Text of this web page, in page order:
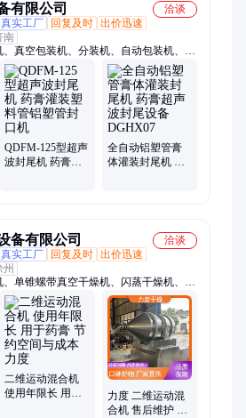
有限公司
洽谈
真实工厂 回复及时 出价迅速
南
真空包装机、分装机、自动包装机、收
、捆扎机、喷码机、快递打包机、封箱
波封尾机、面粉袋封口机、颗粒包装机、
机
QDFM-125型超声
波封尾机 药膏灌
全自动铝塑管膏
体灌装封尾机 药
备有限公司
洽谈
真实工厂 回复及时 出价迅速
单锥螺带真空干燥机、闪蒸干燥机、喷
干燥机、流化床制粒包衣机、脉冲真空干
、双锥回转真空干燥机、制粒包衣干燥
旋锥形混合机、二维运动混合机、方型混
式螺带混合机、高速离心喷雾干燥机、冷
流喷雾干燥机、压力式喷雾干燥机、中药
干燥机、旋转闪蒸干燥机、双轴圆盘真空
二维运动混合机
使用年限长 用于
力度 二维运动混
合机 售后维护 用